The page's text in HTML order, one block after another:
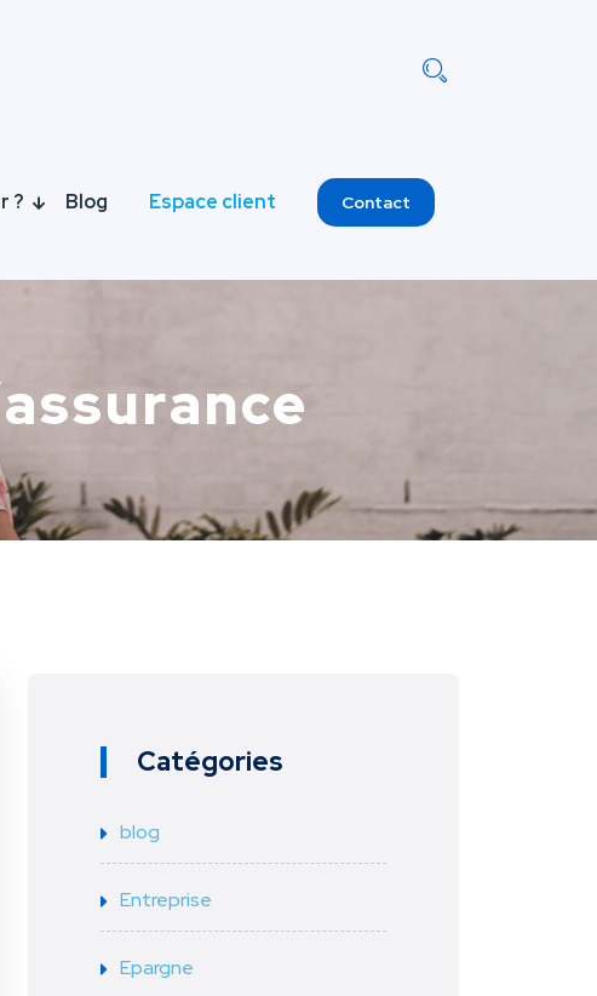
? Blog Espace client Contact
Catégories
blog
Entreprise
Epargne